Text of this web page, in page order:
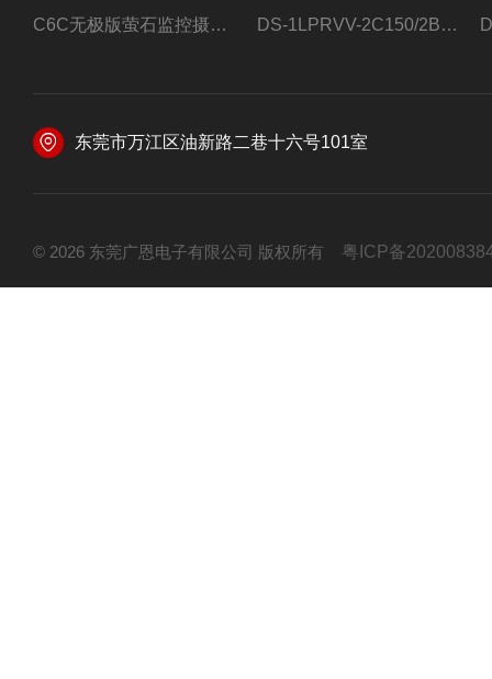
C6C无极版萤石监控摄像头 DS-1LPRVV-2C150/2B监控室外夜视高清电源线护套线200米/卷
东莞市万江区油新路二巷十六号101室
© 2026 东莞广恩电子有限公司 版权所有 粤ICP备